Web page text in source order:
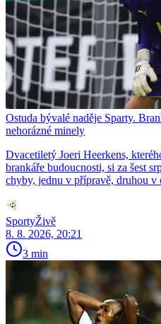
Ostuda bývalé naděje Sparty.
nehorázné minely
Dvacetiletý Joeri Heerkens,
brankáře budoucnosti, si za šest
chyby, jednu v přípravě, druhou v
SportyŽivě
8. 8. 2026, 20:21
3 min